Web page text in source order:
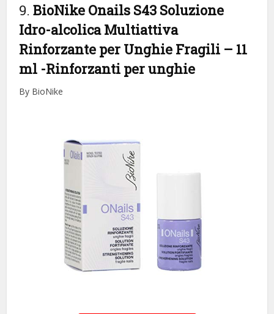
9.BioNike Onails S43 Soluzione
Idro-alcolica Multiattiva
Rinforzante per Unghie Fragili – 11
ml -Rinforzanti per unghie
By BioNike